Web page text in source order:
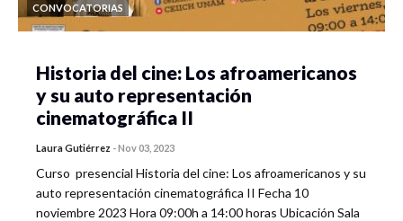
CONVOCATORIAS
Historia del cine: Los afroamericanos
y su auto representación
cinematográfica II
Laura Gutiérrez -Nov 03, 2023
Curso presencial Historia del cine: Los afroamericanos y su
auto representación cinematográfica II Fecha 10
noviembre 2023 Hora 09:00h a 14:00 horas Ubicación Sala